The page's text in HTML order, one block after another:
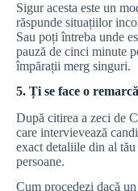
Sigur acesta este un
răspunde situațiilor
Sau poți întreba unde
pauză de cinci minute
împărații merg singuri.
5. Ți se face o
După citirea a zeci de
care intervievează
exact detaliile din al
persoane.
Cum procedezi dacă